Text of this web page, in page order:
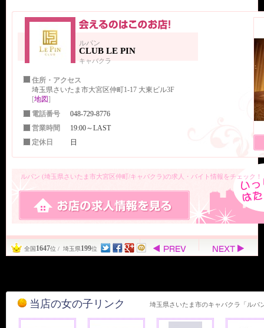
ルパン
CLUB LE PIN
キャバクラ
住所・アクセス
埼玉県さいたま市大宮区仲町1-17 大東ビル3F
[地図]
電話番号
048-729-8776
営業時間
19:00～LAST
定休日
日
ルパン (埼玉県さいたま市大宮区仲町/キャバクラ)の求人・バイト情報をチェック！
全国 1647位 / 埼玉県199位
当店の女の子リンク 埼玉県さいたま市のキャバクラ「ルパ